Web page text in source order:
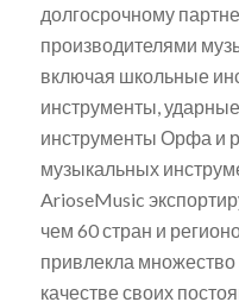
долгосрочному
производителями
включая школьные
инструменты,
инструменты Орфа и
музыкальных
ArioseMusic
чем 60 стран и
привлекла
качестве своих